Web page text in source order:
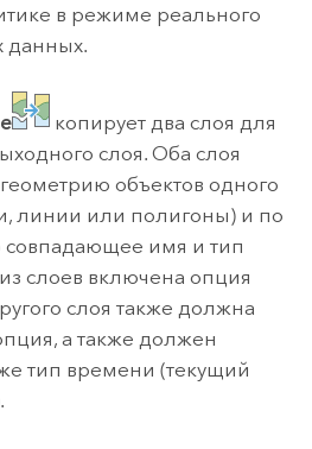
в режиме реального
данных.
копирует два слоя для
слоя. Оба слоя
объектов одного
линии или полигоны) и по
имя и тип
слоев включена опция
слоя также должна
а также должен
же тип времени (текущий